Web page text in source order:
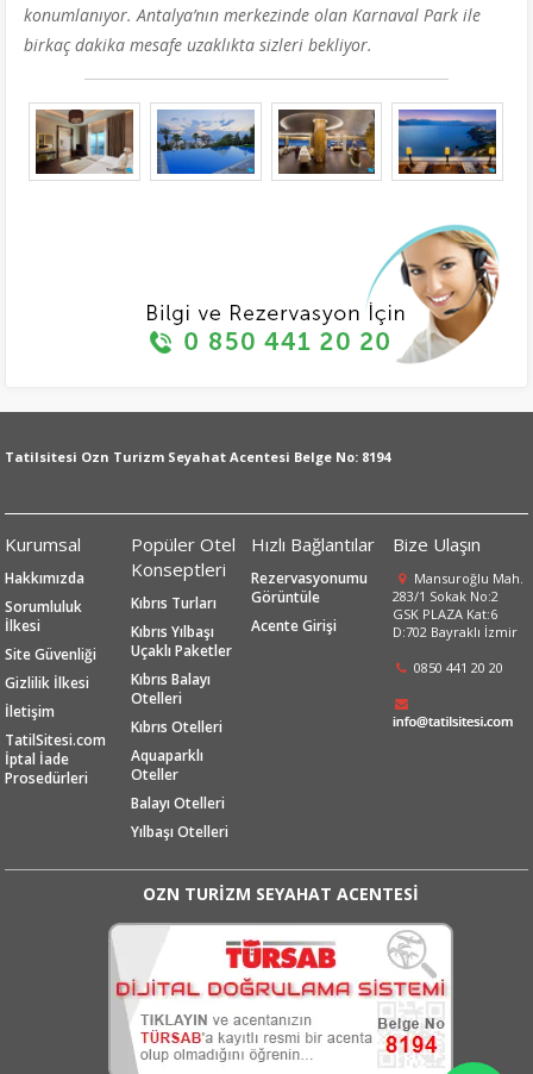
konumlanıyor. Antalya’nın merkezinde olan Karnaval Park ile
birkaç dakika mesafe uzaklıkta sizleri bekliyor.
Tatilsitesi Ozn Turizm Seyahat Acentesi Belge No: 8194
Kurumsal
Hakkımızda
Sorumluluk
İlkesi
Site Güvenliği
Gizlilik İlkesi
İletişim
TatilSitesi.com
İptal İade
Prosedürleri
Popüler Otel
Konseptleri
Kıbrıs Turları
Kıbrıs Yılbaşı
Uçaklı Paketler
Kıbrıs Balayı
Otelleri
Kıbrıs Otelleri
Aquaparklı
Oteller
Balayı Otelleri
Yılbaşı Otelleri
Hızlı Bağlantılar
Rezervasyonumu
Görüntüle
Acente Girişi
Bize Ulaşın
Mansuroğlu Mah.
283/1 Sokak No:2
GSK PLAZA Kat:6
D:702 Bayraklı İzmir
0850 441 20 20
OZN TURİZM SEYAHAT ACENTESİ